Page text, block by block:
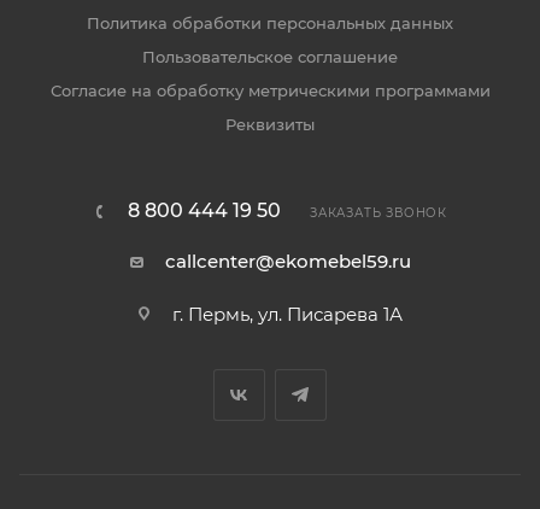
Политика обработки персональных данных
Пользовательское соглашение
Согласие на обработку метрическими программами
Реквизиты
8 800 444 19 50 ЗАКАЗАТЬ ЗВОНОК
callcenter@ekomebel59.ru
г. Пермь, ул. Писарева 1А